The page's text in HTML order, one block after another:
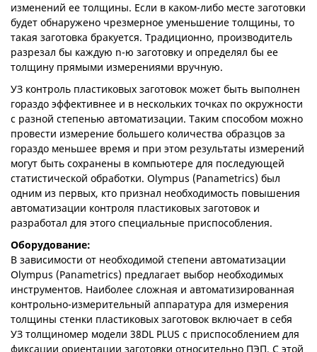
изменений ее толщины. Если в каком-либо месте заготовки
будет обнаружено чрезмерное уменьшение толщины, то
такая заготовка бракуется. Традиционно, производитель
разрезал бы каждую n-ю заготовку и определял бы ее
толщину прямыми измерениями вручную.
УЗ контроль пластиковых заготовок может быть выполнен
гораздо эффективнее и в нескольких точках по окружности
с разной степенью автоматизации. Таким способом можно
провести измерение большего количества образцов за
гораздо меньшее время и при этом результаты измерений
могут быть сохранены в компьютере для последующей
статистической обработки. Olympus (Panametrics) был
одним из первых, кто признал необходимость повышения
автоматизации контроля пластиковых заготовок и
разработал для этого специальные приспособления.
Оборудование:
В зависимости от необходимой степени автоматизации
Olympus (Panametrics) предлагает выбор необходимых
инструментов. Наиболее сложная и автоматизированная
контрольно-измерительный аппаратура для измерения
толщины стенки пластиковых заготовок включает в себя
УЗ толщиномер модели 38DL PLUS с приспособлением для
фиксации ориентации заготовки относительно ПЭП. С этой